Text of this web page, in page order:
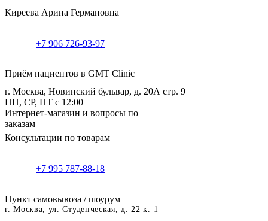
Киреева Арина Германовна
+7 906 726-93-97
Приём пациентов в GMT Clinic
г. Москва, Новинский бульвар, д. 20А стр. 9
ПН, СР, ПТ с 12:00
Интернет-магазин и вопросы по
заказам
Консультации по товарам
+7 995 787-88-18
Пункт самовывоза / шоурум
г. Москва, ул. Студенческая, д. 22 к. 1